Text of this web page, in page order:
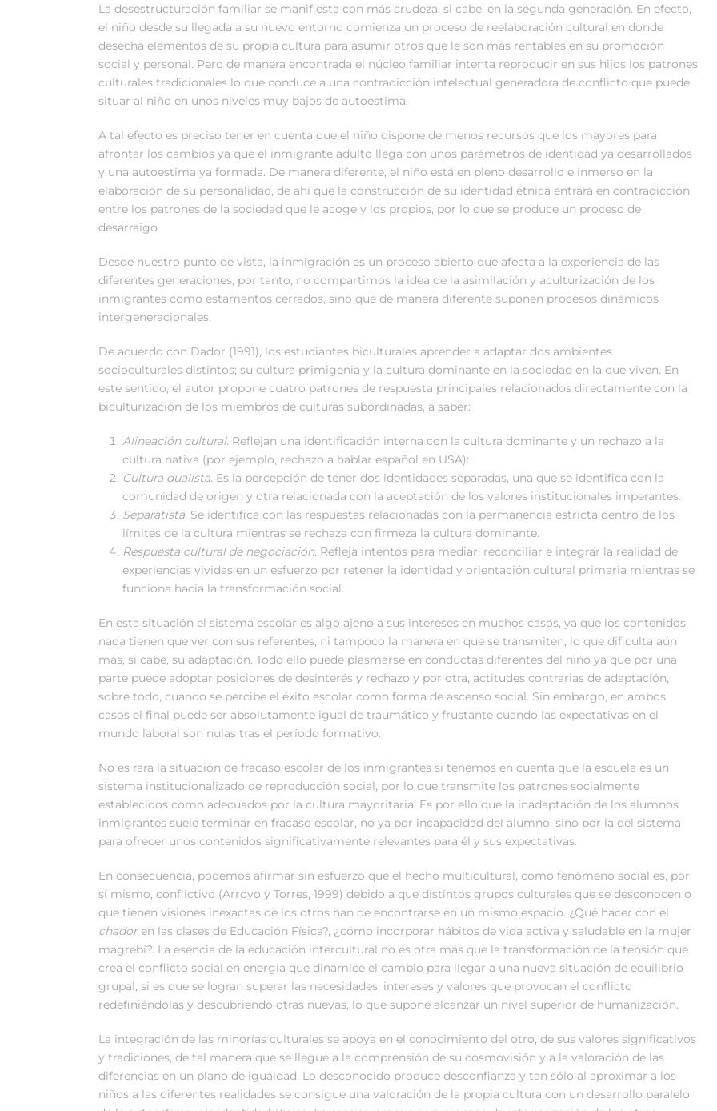
La desestructuración familiar se manifiesta con más crudeza, si cabe, en la segunda generación. En efecto,
el niño desde su llegada a su nuevo entorno comienza un proceso de reelaboración cultural en donde
desecha elementos de su propia cultura para asumir otros que le son más rentables en su promoción
social y personal. Pero de manera encontrada el núcleo familiar intenta reproducir en sus hijos los patrones
culturales tradicionales lo que conduce a una contradicción intelectual generadora de conflicto que puede
situar al niño en unos niveles muy bajos de autoestima.
A tal efecto es preciso tener en cuenta que el niño dispone de menos recursos que los mayores para
afrontar los cambios ya que el inmigrante adulto llega con unos parámetros de identidad ya desarrollados
y una autoestima ya formada. De manera diferente, el niño está en pleno desarrollo e inmerso en la
elaboración de su personalidad, de ahí que la construcción de su identidad étnica entrará en contradicción
entre los patrones de la sociedad que le acoge y los propios, por lo que se produce un proceso de
desarraigo.
Desde nuestro punto de vista, la inmigración es un proceso abierto que afecta a la experiencia de las
diferentes generaciones, por tanto, no compartimos la idea de la asimilación y aculturización de los
inmigrantes como estamentos cerrados, sino que de manera diferente suponen procesos dinámicos
intergeneracionales.
De acuerdo con Dador (1991), los estudiantes biculturales aprender a adaptar dos ambientes
socioculturales distintos; su cultura primigenia y la cultura dominante en la sociedad en la que viven. En
este sentido, el autor propone cuatro patrones de respuesta principales relacionados directamente con la
biculturización de los miembros de culturas subordinadas, a saber:
Alineación cultural. Reflejan una identificación interna con la cultura dominante y un rechazo a la
cultura nativa (por ejemplo, rechazo a hablar español en USA):
Cultura dualista. Es la percepción de tener dos identidades separadas, una que se identifica con la
comunidad de origen y otra relacionada con la aceptación de los valores institucionales imperantes.
Separatista. Se identifica con las respuestas relacionadas con la permanencia estricta dentro de los
límites de la cultura mientras se rechaza con firmeza la cultura dominante.
Respuesta cultural de negociación. Refleja intentos para mediar, reconciliar e integrar la realidad de
experiencias vividas en un esfuerzo por retener la identidad y orientación cultural primaria mientras se
funciona hacia la transformación social.
En esta situación el sistema escolar es algo ajeno a sus intereses en muchos casos, ya que los contenidos
nada tienen que ver con sus referentes, ni tampoco la manera en que se transmiten, lo que dificulta aún
más, si cabe, su adaptación. Todo ello puede plasmarse en conductas diferentes del niño ya que por una
parte puede adoptar posiciones de desinterés y rechazo y por otra, actitudes contrarias de adaptación,
sobre todo, cuando se percibe el éxito escolar como forma de ascenso social. Sin embargo, en ambos
casos el final puede ser absolutamente igual de traumático y frustante cuando las expectativas en el
mundo laboral son nulas tras el período formativo.
No es rara la situación de fracaso escolar de los inmigrantes si tenemos en cuenta que la escuela es un
sistema institucionalizado de reproducción social, por lo que transmite los patrones socialmente
establecidos como adecuados por la cultura mayoritaria. Es por ello que la inadaptación de los alumnos
inmigrantes suele terminar en fracaso escolar, no ya por incapacidad del alumno, sino por la del sistema
para ofrecer unos contenidos significativamente relevantes para él y sus expectativas.
En consecuencia, podemos afirmar sin esfuerzo que el hecho multicultural, como fenómeno social es, por
sí mismo, conflictivo (Arroyo y Torres, 1999) debido a que distintos grupos culturales que se desconocen o
que tienen visiones inexactas de los otros han de encontrarse en un mismo espacio. ¿Qué hacer con el
chadoren las clases de Educación Física?, ¿cómo incorporar hábitos de vida activa y saludable en la mujer
magrebí?. La esencia de la educación intercultural no es otra más que la transformación de la tensión que
crea el conflicto social en energía que dinamice el cambio para llegar a una nueva situación de equilibrio
grupal, si es que se logran superar las necesidades, intereses y valores que provocan el conflicto
redefiniéndolas y descubriendo otras nuevas, lo que supone alcanzar un nivel superior de humanización.
La integración de las minorías culturales se apoya en el conocimiento del otro, de sus valores significativos
y tradiciones, de tal manera que se llegue a la comprensión de su cosmovisión y a la valoración de las
diferencias en un plano de igualdad. Lo desconocido produce desconfianza y tan sólo al aproximar a los
niños a las diferentes realidades se consigue una valoración de la propia cultura con un desarrollo paralelo